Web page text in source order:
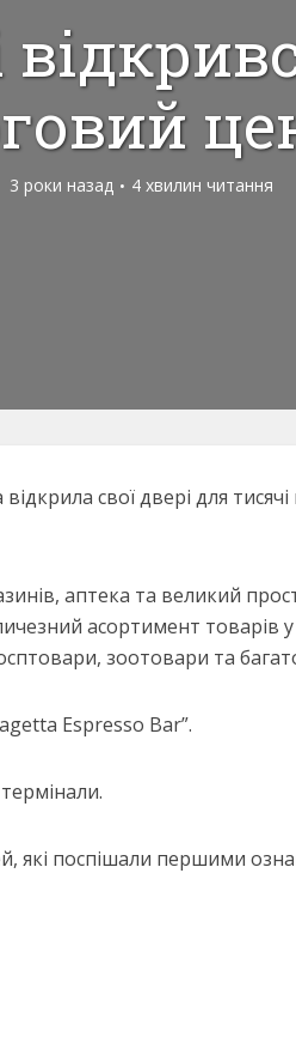
3 роки назад 4 хвилин читання
свої двері для тисячі
аптека та великий
асортимент товарів у
зоотовари та
Espresso Bar”.
які поспішали першими